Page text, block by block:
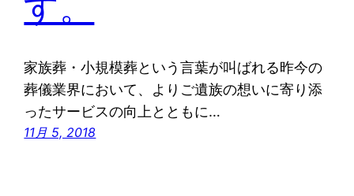
家族葬・小規模葬という言葉が叫ばれる昨今の
葬儀業界において、よりご遺族の想いに寄り添
ったサービスの向上とともに…
11月 5, 2018